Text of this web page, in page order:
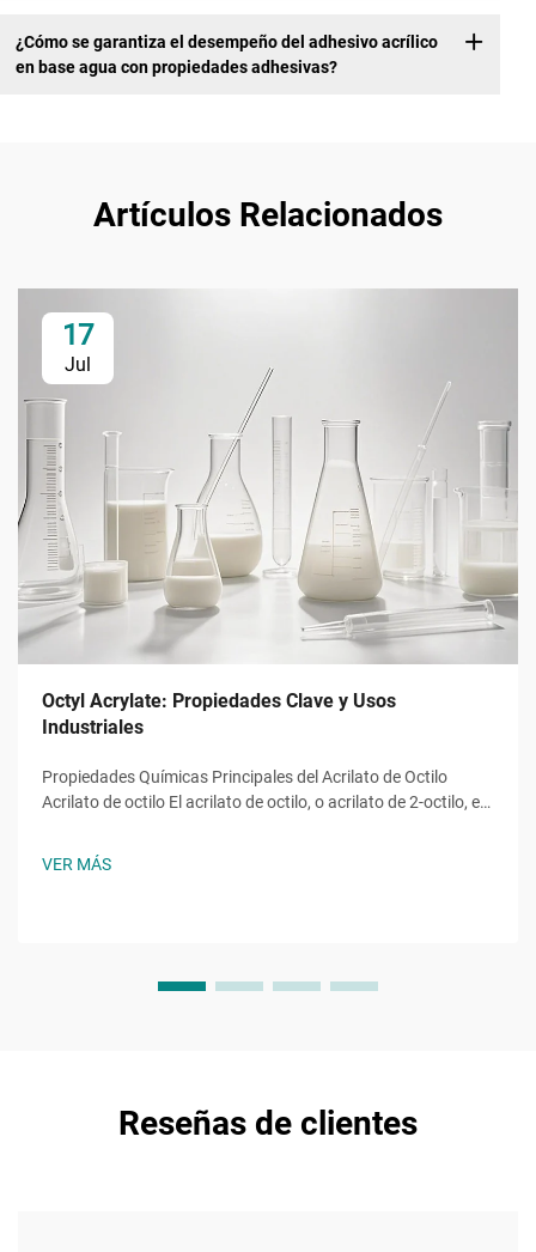
¿Cómo se garantiza el desempeño del adhesivo acrílico
en base agua con propiedades adhesivas?
Artículos Relacionados
17
Jul
Octyl Acrylate: Propiedades Clave y Usos
Industriales
Propiedades Químicas Principales del Acrilato de Octilo
Acrilato de octilo El acrilato de octilo, o acrilato de 2-octilo, es
una molécula con una cadena alquilo de ocho carbonos
VER MÁS
Reseñas de clientes